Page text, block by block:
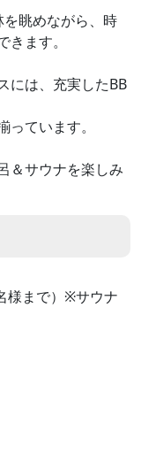
眺めながら、時
ます。
には、充実したBB
ています。
＆サウナを楽しみ
様まで）※サウナ